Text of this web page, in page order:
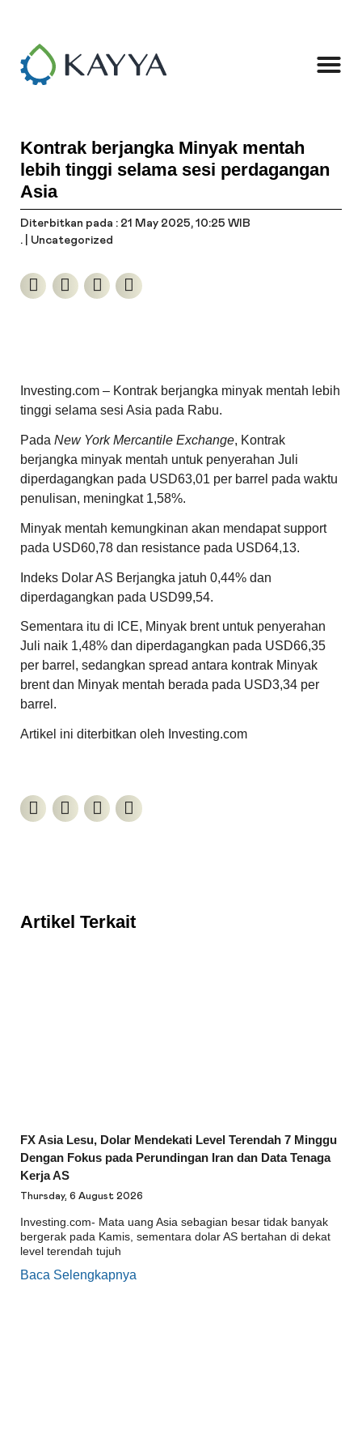
Kontrak berjangka Minyak mentah
lebih tinggi selama sesi perdagangan
Asia
Diterbitkan pada : 21 May 2025, 10:25 WIB
. |
Uncategorized
Investing.com – Kontrak berjangka minyak mentah lebih
tinggi selama sesi Asia pada Rabu.
PadaNew York Mercantile Exchange, Kontrak
berjangka minyak mentah untuk penyerahan Juli
diperdagangkan pada USD63,01 per barrel pada waktu
penulisan, meningkat 1,58%.
Minyak mentah kemungkinan akan mendapat support
pada USD60,78 dan resistance pada USD64,13.
Indeks Dolar AS Berjangka jatuh 0,44% dan
diperdagangkan pada USD99,54.
Sementara itu di ICE, Minyak brentuntuk penyerahan
Juli naik 1,48% dan diperdagangkan pada USD66,35
per barrel, sedangkan spread antara kontrak Minyak
brentdan Minyak mentah berada pada USD3,34 per
barrel.
Artikel ini diterbitkan oleh Investing.com
Artikel Terkait
FX Asia Lesu, Dolar Mendekati Level Terendah 7 Minggu
Dengan Fokus pada Perundingan Iran dan Data Tenaga
Kerja AS
Thursday, 6 August 2026
Investing.com- Mata uang Asia sebagian besar tidak banyak
bergerak pada Kamis, sementara dolar AS bertahan di dekat
level terendah tujuh
Baca Selengkapnya